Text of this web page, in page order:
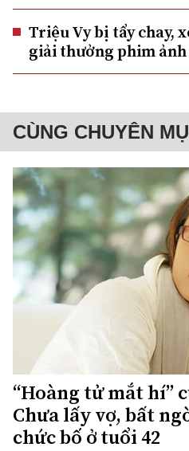
Triệu Vy bị tẩy chay,
giải thưởng phim ảnh
CÙNG CHUYÊN
“Hoàng tử mắt hí”
Chưa lấy vợ, bất
chức bố ở tuổi 42